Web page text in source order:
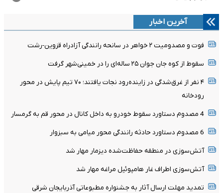
آخرین اخبار
فوت و مصدومیت ۲ خواهر در سانحه رانندگی آزادراه قزوین-رشت
سقوط از کوه جان جوان ۲۵ ساله‌ای را در خمینی‌شهر گرفت
۴ نفر از غرق‌شدگی در زاینده‌رود نجات یافتند؛ ۷۰ تیم پایش در محور
رودخانه
4 مصدوم دستاورد سقوط خودرو به داخل کانال در محور قم به گرمسار
6 مصدوم دستاورد حادثه رانندگی محور میامی به سبزوار
آتش‌سوزی در منطقه حفاظت‌شده دیزمار مهار شد
آتش‌سوزی اطراف غار هامپوئیل مراغه مهار شد
تمدید مهلت ارسال آثار به جشنواره مطبوعاتی آذربایجان شرقی